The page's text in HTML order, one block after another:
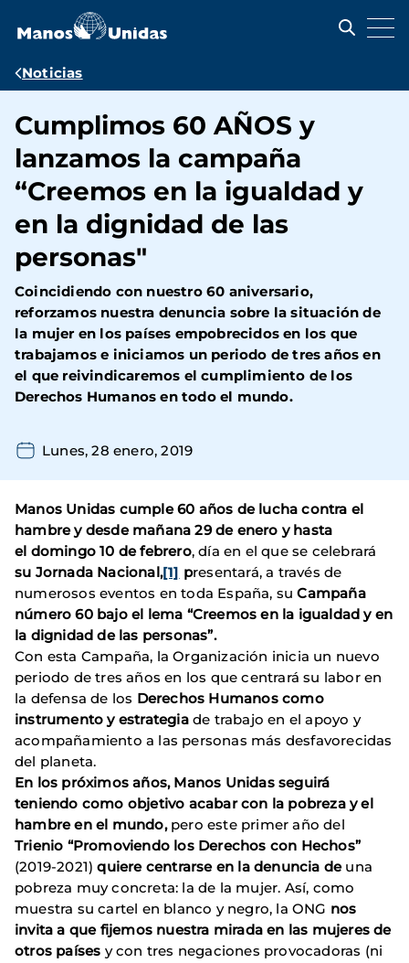
contenido
Ruta
navegación
Noticias
Cumplimos 60 AÑOS y
lanzamos la campaña
“Creemos en la igualdad y
en la dignidad de las
personas"
Coincidiendo con nuestro 60 aniversario,
reforzamos nuestra denuncia sobre la situación de
la mujer en los países empobrecidos en los que
trabajamos e iniciamos un periodo de tres años en
el que reivindicaremos el cumplimiento de los
Derechos Humanos en todo el mundo.
Lunes, 28 enero, 2019
Manos Unidas cumple60 años de lucha contra el
hambrey desde mañana 29 de enero y hasta
el domingo 10 de febrero, día en el que se celebrará
su Jornada Nacional,[1] presentará, a través de
numerosos eventos en toda España, suCampaña
número 60 bajo el lema “Creemos en la igualdad y en
la dignidad de las personas”.
Con esta Campaña, la Organización inicia un nuevo
periodo de tres años en los que centrará su labor en
la defensa de los Derechos Humanos como
instrumento y estrategiade trabajo en el apoyo y
acompañamiento a las personas más desfavorecidas
del planeta.
En los próximos años, Manos Unidas seguirá
teniendo como objetivo acabar con la pobreza y el
hambre en el mundo, pero este primer año del
Trienio “Promoviendo los Derechos con Hechos”
(2019-2021) quiere centrarse en la denuncia de una
pobreza muy concreta: la de la mujer. Así, como
muestra su cartel en blanco y negro, la ONG nos
invita a que fijemos nuestra mirada en las mujeres de
otros países y con tres negaciones provocadoras (ni